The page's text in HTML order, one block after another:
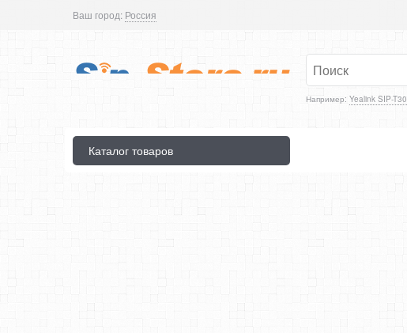
Ваш город: Россия
Например: Yealink SIP-T30
Каталог товаров